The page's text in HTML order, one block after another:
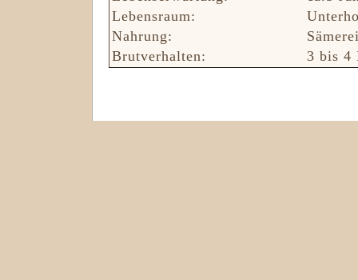
Lebensraum:
Nahrung:
Brutverhalten:
3 bis 4